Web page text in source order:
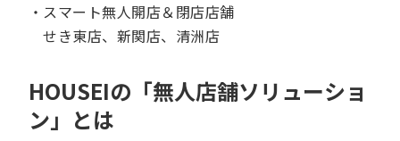
・スマート無人開店＆閉店店舗
せき東店、新関店、清洲店
HOUSEIの「無人店舗ソリューショ
ン」とは